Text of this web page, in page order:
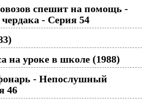
спешит на помощь -
- Серия 54
на уроке в школе (1988)
- Непослушный
46